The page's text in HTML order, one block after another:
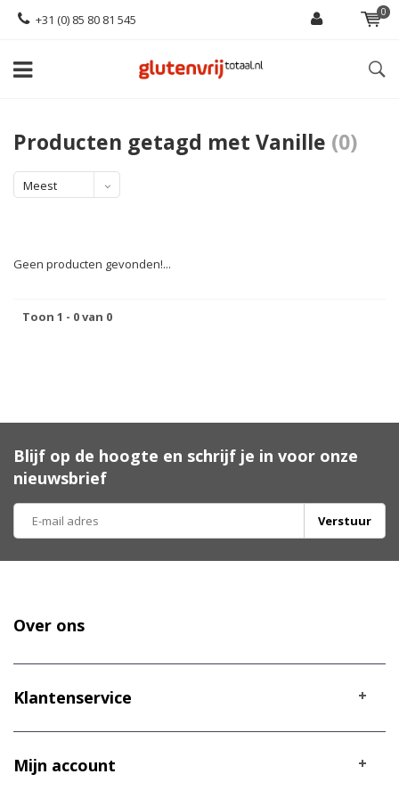
+31 (0) 85 80 81 545 0
Producten getagd met Vanille (0)
Meest
Geen producten gevonden!...
Toon 1 - 0 van 0
Blijf op de hoogte en schrijf je in voor onze
nieuwsbrief
Verstuur
Over ons
Klantenservice
Mijn account